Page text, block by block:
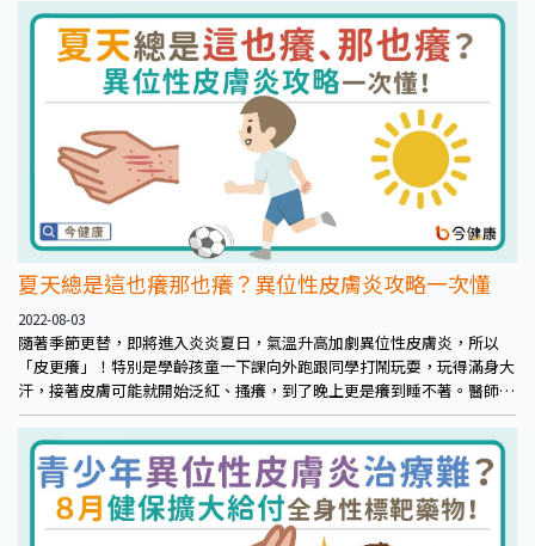
夏天總是這也癢那也癢？異位性皮膚炎攻略一次懂
2022-08-03
隨著季節更替，即將進入炎炎夏日，氣溫升高加劇異位性皮膚炎，所以
「皮更癢」！特別是學齡孩童一下課向外跑跟同學打鬧玩耍，玩得滿身大
汗，接著皮膚可能就開始泛紅、搔癢，到了晚上更是癢到睡不著。醫師呼
籲家長應讓孩子配合醫囑治療，切勿自行停藥，或是使用其他偏方，以免
異位性皮膚炎進入重複搔抓的惡性循環。